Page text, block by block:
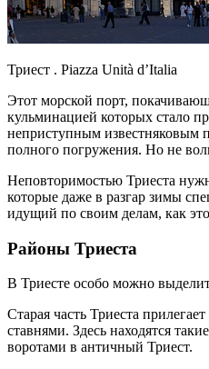
Триест . Piazza Unità d’Italia
Этот морской порт,
кульминацией которых стало
неприступным известняковым
полного погружения. Но не
Неповторимостью Триеста
которые даже в разгар зимы
идущий по своим делам, как это
Районы Триеста
В Триесте особо можно
Старая часть Триеста
ставнями. Здесь находятся
воротами в античный Триест.